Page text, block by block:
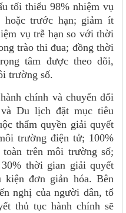
tối thiểu 98% nhiệm vụ
hoặc trước hạn; giảm ít
vụ trễ hạn so với thời
trào thi đua; đồng thời
tâm được theo dõi,
trường số.
chính và chuyển đổi
Du lịch đặt mục tiêu
thẩm quyền giải quyết
trường điện tử; 100%
trên môi trường số;
thời gian giải quyết
đơn giản hóa. Bên
nghị của người dân, tổ
thủ tục hành chính sẽ